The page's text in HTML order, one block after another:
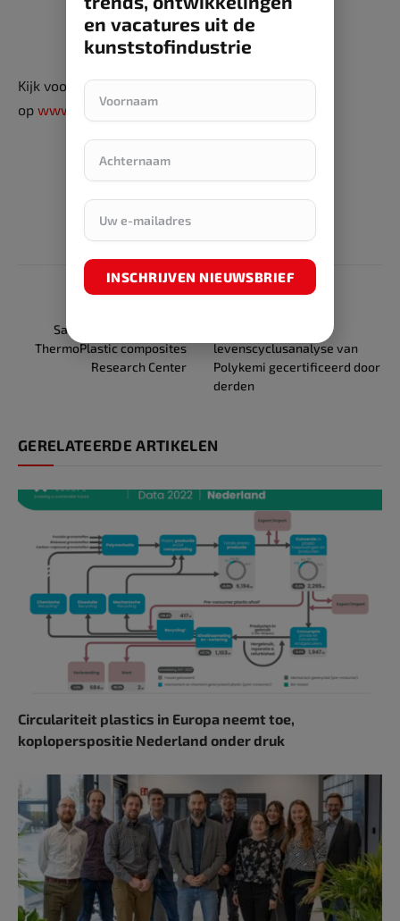
Kijk voor meer informatie
op www.boostsmartindustry.nl
Safran sluit zich aan bij
ThermoPlastic composites
Research Center
levenscyclusanalyse van
Polykemi gecertificeerd door
derden
GERELATEERDE ARTIKELEN
Circulariteit plastics in Europa neemt toe,
koploperspositie Nederland onder druk
en vacatures uit de
kunststofindustrie
INSCHRIJVEN NIEUWSBRIEF